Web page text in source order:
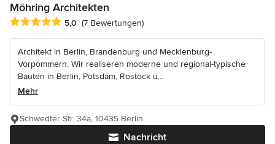
Möhring Architekten
Durchschnittliche Bewertung: 5 von 5 Sternen
5,0 (7 Bewertungen)
Architekt in Berlin, Brandenburg und Mecklenburg-
Vorpommern. Wir realiseren moderne und regional-typische
Bauten in Berlin, Potsdam, Rostock u...
Mehr
Nachricht
Schwedter Str. 34a, 10435 Berlin